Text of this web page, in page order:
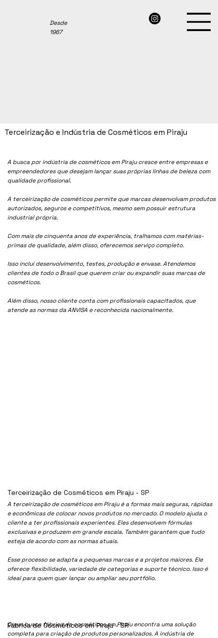
Desde
1967
A busca por indústria de cosméticos emPirajucresce entre empresas e
empreendedores que desejam lançar suas próprias linhas de beleza com
qualidade profissional.
A terceirização de cosméticos permite que marcas desenvolvam produtos
autorizados, seguros e competitivos, mesmo sem possuir estrutura
industrial própria.
Com mais de cinquenta anos de experiência, tralhamos com matérias-
primas de qualidade, além disso, oferecemos serviço completo.
Isso inclui desenvolvimento, testes, produção e envase. Atendemos
clientes de todo o Brasil que querem criar ou expandir suas marcas de
cosméticos.
Além disso, nosso cliente conta com profissionais capacitados, que
atende as normas da ANVISA e reconhecida nacionalmente.
A terceirização de cosméticos em Piraju é a formas mais seguras, rápidas
e econômicas de colocar novos produtos no mercado. O modelo ajuda o
cliente a ter profissionais experientes. Eles desenvolvem fórmulas
exclusivas e produzem em grande escala. Também garantem que tudo
esteja de acordo com as normas atuais.
Esse processo se adapta a pequenas marcas e a projetos maiores. Ele
oferece flexibilidade, variedade de categorias e suporte técnico. Isso é
ideal para quem quer lançar ou ampliar seu portfólio.
Quem busca fábrica de cosméticos em Piraju encontra uma solução
completa para criação de produtos personalizados. A indústria de
Terceirização e Indústria de Cosméticos em Piraju
Fábrica de Cosméticos em Piraju - SP
Terceirização de Cosméticos em Piraju - SP